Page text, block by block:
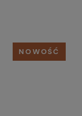
NOWOŚĆ